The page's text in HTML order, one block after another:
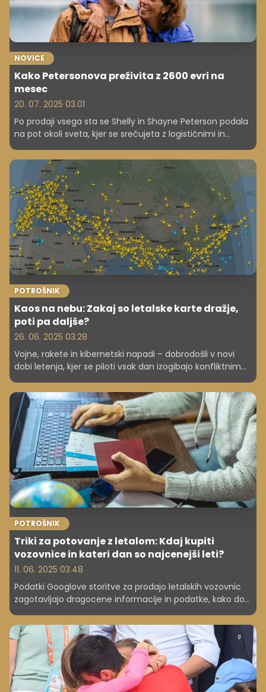
NOVICE
Kako Petersonova preživita z 2600 evri na
mesec
20. 07. 2025 03.01
Po prodaji vsega sta se Shelly in Shayne Peterson podala
na pot okoli sveta, kjer se srečujeta z logističnimi in
vzdržnost potovanja.
POTROŠNIK
Kaos na nebu: Zakaj so letalske karte dražje,
poti pa daljše?
26. 06. 2025 03.28
Vojne, rakete in kibernetski napadi – dobrodošli v novi
dobi letenja, kjer se piloti vsak dan izogibajo konfliktnim
območjem, zračni promet pa postaja vse dražji, nevaren
in nepredvidljiv. Medtem ko se Bližnji vzhod in Ukrajina
spreminjata v nevarne črne luknje na svetovnem
zemljevidu poti, se piloti in potniki soočajo z izzivi, kakršnih
letalstvo še ni videlo.
POTROŠNIK
Triki za potovanje z letalom: Kdaj kupiti
vozovnice in kateri dan so najcenejši leti?
11. 06. 2025 03.48
Podatki Googlove storitve za prodajo letalskih vozovnic
zagotavljajo dragocene informacije in podatke, kako do
cenejših letalskih kart.